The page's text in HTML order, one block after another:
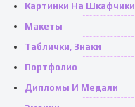
Картинки На Шкафчики
Макеты
Таблички, Знаки
Портфолио
Дипломы И Медали